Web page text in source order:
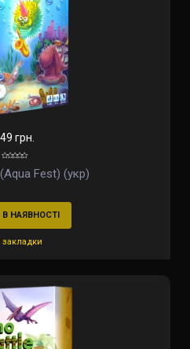
грн.
Fest) (укр)
НАЯВНОСТІ
закладки